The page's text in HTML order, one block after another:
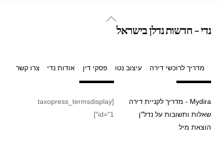
Back
נדי - חדשות נדלן בישראל
מדריך לרוכשי דירה עיצוב נטו פסקי דין אודות נדי צרו קשר
Mydira - מדריך לקניית דירה
שאלות ותשובות על נדל"ן
הוצאת מיל
[taxopress_termsdisplay
id="1"]